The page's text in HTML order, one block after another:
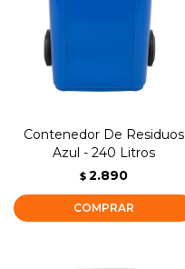
Contenedor De Residuos
Azul - 240 Litros
$ 2.890